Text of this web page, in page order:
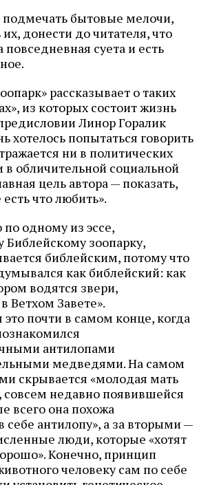
подмечать бытовые мелочи,
их, донести до читателя, что
повседневная суета и есть
рассказывает о таких
из которых состоит жизнь
Линор Горалик
хотелось попытаться говорить
ни в политических
в обличительной социальной
цель автора — показать,
что любить».
одному из эссе,
зоопарку,
библейским, потому что
как библейский: как
водятся звери,
Ветхом Завете».
почти в самом конце, когда
антилопами
медведями. На самом
скрывается «молодая мать
совсем недавно появившейся
всего она похожа
себе антилопу», а за вторыми —
люди, которые «хотят
Конечно, принцип
человеку сам по себе
ЛЕХАИМ в вашем
email
журнала ЛЕХАИМ и получайте
публикации с сайта по электронной